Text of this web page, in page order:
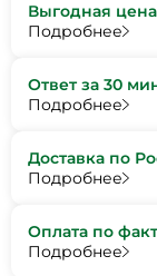
Выгодная
Подробнее
Ответ за 30
Подробнее
Доставка по
Подробнее
Оплата по
Подробнее